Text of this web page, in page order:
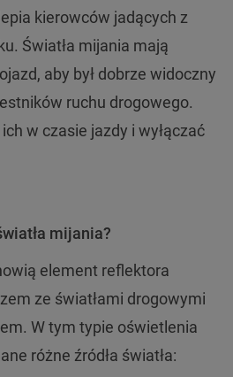
kierowców jadących z
Światła mijania mają
aby był dobrze widoczny
ruchu drogowego.
w czasie jazdy i wyłączać
mijania?
element reflektora
ze światłami drogowymi
W tym typie oświetlenia
różne źródła światła: